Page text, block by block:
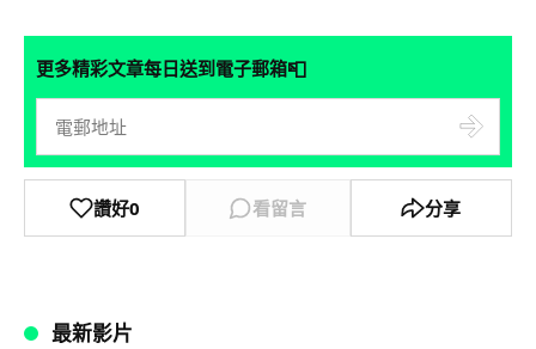
更多精彩文章每日送到電子郵箱📮
讚好0 看留言 分享
最新影片